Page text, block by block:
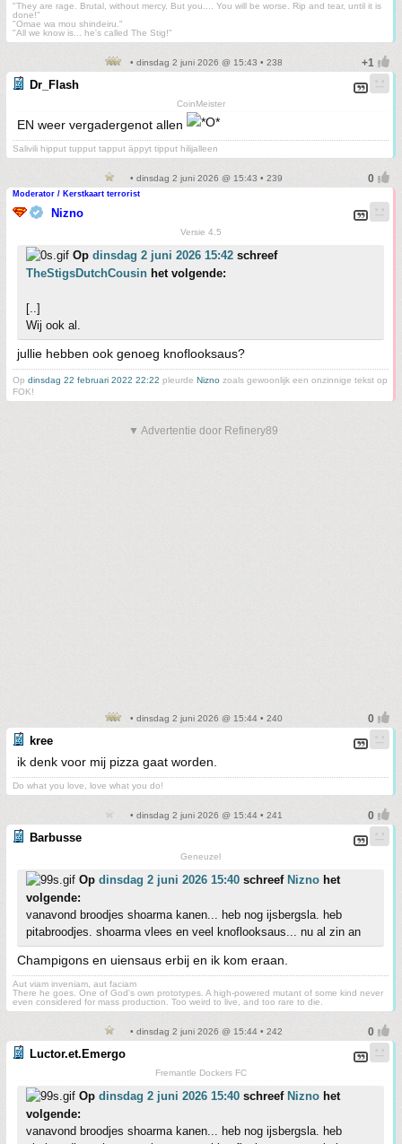
"They are rage. Brutal, without mercy. But you.... You will be worse. Rip and tear, until it is
done!"
"Omae wa mou shindeiru."
"All we know is... he's called The Stig!"
• dinsdag 2 juni 2026 @ 15:43 • 238
Dr_Flash
CoinMeister
EN weer vergadergenot allen
Salivili hipput tupput tapput äppyt tipput hilijalleen
• dinsdag 2 juni 2026 @ 15:43 • 239
Moderator / Kerstkaart terrorist
Nizno
Versie 4.5
Op dinsdag 2 juni 2026 15:42 schreef
TheStigsDutchCousin het volgende:
[..]
Wij ook al.
jullie hebben ook genoeg knoflooksaus?
Op dinsdag 22 februari 2022 22:22 pleurde Nizno zoals gewoonlijk een onzinnige tekst op
FOK!
▼ Advertentie door Refinery89
• dinsdag 2 juni 2026 @ 15:44 • 240
kree
ik denk voor mij pizza gaat worden.
Do what you love, love what you do!
• dinsdag 2 juni 2026 @ 15:44 • 241
Barbusse
Geneuzel
Op dinsdag 2 juni 2026 15:40 schreef Nizno het
volgende:
vanavond broodjes shoarma kanen... heb nog ijsbergsla. heb
pitabroodjes. shoarma vlees en veel knoflooksaus... nu al zin an
Champigons en uiensaus erbij en ik kom eraan.
Aut viam inveniam, aut faciam
There he goes. One of God's own prototypes. A high-powered mutant of some kind never
even considered for mass production. Too weird to live, and too rare to die.
• dinsdag 2 juni 2026 @ 15:44 • 242
Luctor.et.Emergo
Fremantle Dockers FC
Op dinsdag 2 juni 2026 15:40 schreef Nizno het
volgende:
vanavond broodjes shoarma kanen... heb nog ijsbergsla. heb